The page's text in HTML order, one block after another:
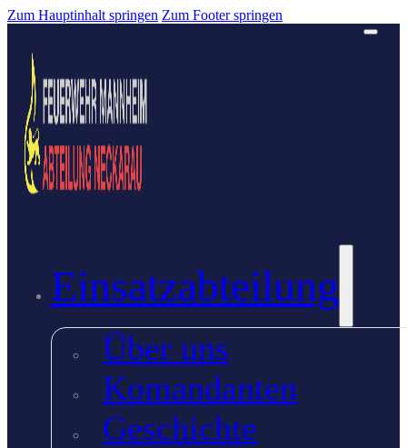
Zum Hauptinhalt springen Zum Footer springen
Einsatzabteilung
Über uns
Komandanten
Geschichte